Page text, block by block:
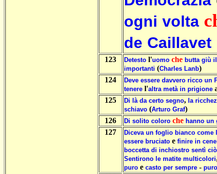
ogni volta
de Caillavet
123 Detesto l'uomo che butta giù il
importanti (Charles Lanb)
124
Deve essere davvero ricco un
tenere l'altra metà in prigione
125
Di là da certo segno, la
schiavo (Arturo Graf)
126
Di solito coloro che hanno un
127 Diceva un foglio bianco come
essere bruciato e finire in
boccetta di inchiostro sentì ciò
Sentirono le matite multicolori
puro e casto per sempre - puro